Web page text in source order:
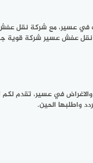
في عسير، مع شركة نقل
نقل عفش عسير شركة
في عسير، تقدم
واطلبها الحين.